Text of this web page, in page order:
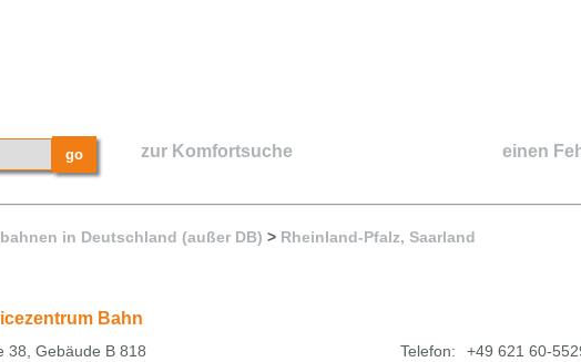
einen
zur Komfortsuche
in Deutschland (außer DB) > Rheinland-Pfalz, Saarland
Bahn
38, Gebäude B 818
Telefon:
+49 621 60-